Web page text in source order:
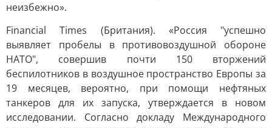
неизбежно».
Financial Times (Британия). «Россия "успешно
выявляет пробелы в противовоздушной обороне
НАТО", совершив почти 150 вторжений
беспилотников в воздушное пространство Европы за
19 месяцев, вероятно, при помощи нефтяных
танкеров для их запуска, утверждается в новом
исследовании. Согласно докладу Международного